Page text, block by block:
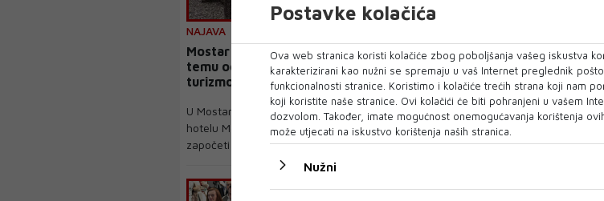
NAJAVA
Mostar domaćin konferencije na
temu održivog upravljanja kulturnim
turizmom
U Mostaru će u ponedjeljak, 27. travnja, u
hotelu Mepas, s početkom u 10 sati,
započeti dvodnevna...
utjecati na turizam u BiH -
dolazaka turista do 20 posto
Ratna dešavanja na Bliskom
otkazivanje letova prema tom
se odražavaju na tur...
Postavke kolačića
Ova web stranica koristi kolačiće zbog poboljšanja vašeg iskustva
karakterizirani kao nužni se spremaju u vaš Internet preglednik
funkcionalnosti stranice. Koristimo i kolačiće trećih strana koji nam
koji koristite naše stranice. Ovi kolačići će biti pohranjeni u vašem
dozvolom. Također, imate mogućnost onemogućavanja korištenja
može utjecati na iskustvo korištenja naših stranica.
Nužni